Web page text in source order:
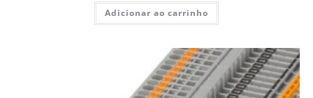
Adicionar ao carrinho